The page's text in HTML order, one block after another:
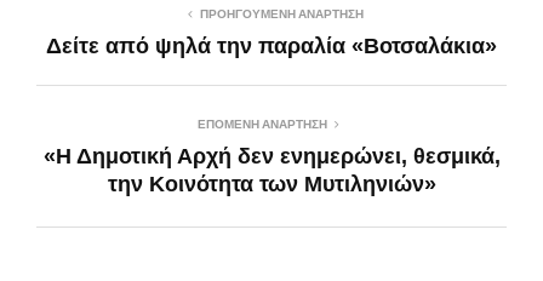
ΠΡΟΗΓΟΎΜΕΝΗ ΑΝΆΡΤΗΣΗ
Δείτε από ψηλά την παραλία «Βοτσαλάκια»
ΕΠΌΜΕΝΗ ΑΝΆΡΤΗΣΗ
«Η Δημοτική Αρχή δεν ενημερώνει, θεσμικά,
την Κοινότητα των Μυτιληνιών»